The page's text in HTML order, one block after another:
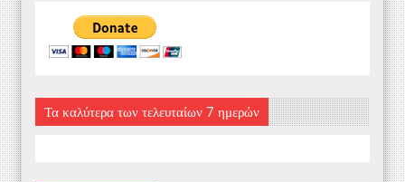
Τα καλύτερα των τελευταίων 7 ημερών